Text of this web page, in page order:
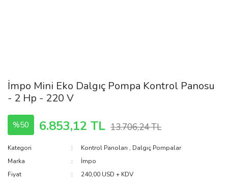
İmpo Mini Eko Dalgıç Pompa Kontrol Panosu
- 2 Hp - 220 V
%50 6.853,12 TL 13.706,24 TL
Kategori Kontrol Panoları , Dalgıç Pompalar
Marka
İmpo
Fiyat
240,00 USD + KDV